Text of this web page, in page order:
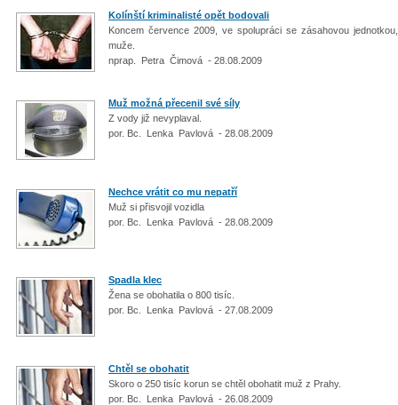
Kolínští kriminalisté opět bodovali
Koncem července 2009, ve spolupráci se zásahovou
muže.
nprap. Petra Čimová - 28.08.2009
Muž možná přecenil své síly
Z vody již nevyplaval.
por. Bc. Lenka Pavlová - 28.08.2009
Nechce vrátit co mu nepatří
Muž si přisvojil vozidla
por. Bc. Lenka Pavlová - 28.08.2009
Spadla klec
Žena se obohatila o 800 tisíc.
por. Bc. Lenka Pavlová - 27.08.2009
Chtěl se obohatit
Skoro o 250 tisíc korun se chtěl obohatit muž z Prahy.
por. Bc. Lenka Pavlová - 26.08.2009